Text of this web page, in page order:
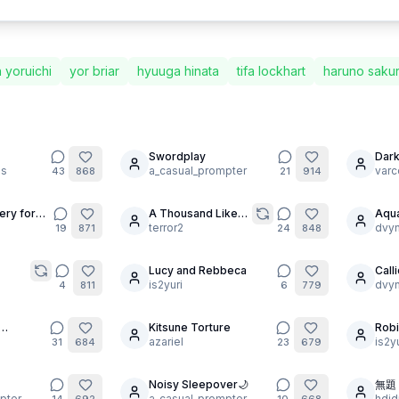
yoruichi yor briar hyuuga hinata tifa lockhart haruno
43 868
Swordplay
a_casual_prompter
21 914
6
tub
for
19 871
3A Thousand Likes
for Candy! ❤️×1000
terror2 24 848
19
4 811
20
Lucy and Rebbeca
is2yuri
6 779
4
31 684
8Kitsune Torture
azariel
23 679
22
Noisy Sleepover🌙
4無題